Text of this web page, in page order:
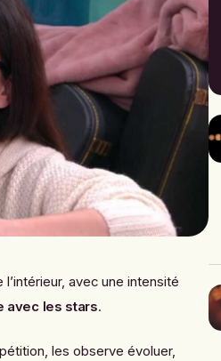
avec une intensité
avec les stars.
les observe évoluer,